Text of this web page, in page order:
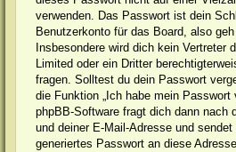
verwenden. Das Passwort ist dein
Benutzerkonto für das Board, also
Insbesondere wird dich kein Vertreter
Limited oder ein Dritter
fragen. Solltest du dein Passwort
die Funktion „Ich habe mein Passwort
phpBB-Software fragt dich dann nach
und deiner E-Mail-Adresse und
generiertes Passwort an diese